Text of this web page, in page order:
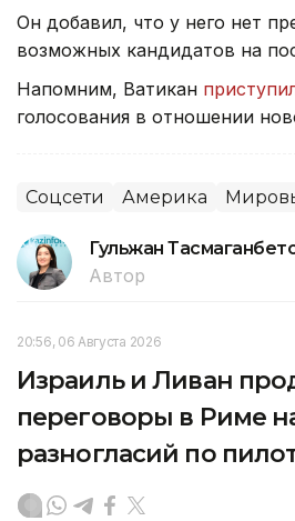
Он добавил, что у него нет
возможных кандидатов на
Напомним, Ватикан
голосования в отношении
Соцсети Америка
Гульжан
Автор
20:56, 06 Августа 2026
Израиль и Ливан
переговоры в Риме
разногласий по